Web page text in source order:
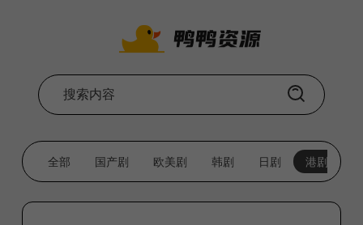
全部 国产剧 欧美剧 韩剧 日剧 港剧